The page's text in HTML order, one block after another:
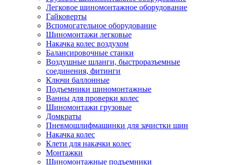
Легковое шиномонтажное оборудование
Гайковерты
Вспомогательное оборудование
Шиномонтажи легковые
Накачка колес воздухом
Балансировочные станки
Воздушные шланги, быстроразъемные
соединения, фитинги
Ключи баллонные
Подъемники шиномонтажные
Ванны для проверки колес
Шиномонтажи грузовые
Домкраты
Пневмошлифмашинки для зачистки шин
Накачка колес
Клети для накачки колес
Монтажки
Шиномонтажные подъемники